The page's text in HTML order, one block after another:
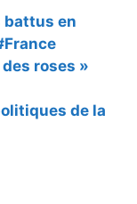
battus en
roses »
de la